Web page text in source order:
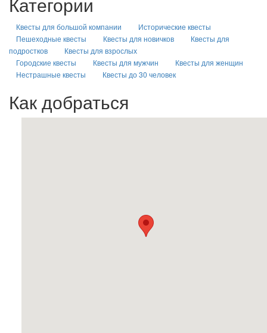
Квесты для большой компании
Исторические квесты
Пешеходные квесты
Квесты для новичков
Квесты для
подростков
Квесты для взрослых
Городские квесты
Квесты для мужчин
Квесты для женщин
Нестрашные квесты
Квесты до 30 человек
Как добраться